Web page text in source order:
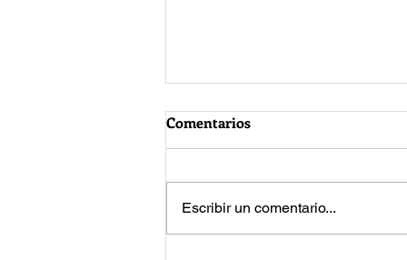
Comentarios
Escribir un comentario...